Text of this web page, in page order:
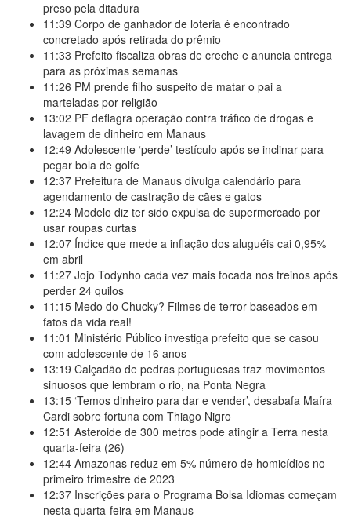
preso pela ditadura
11:39 Corpo de ganhador de loteria é encontrado
concretado após retirada do prêmio
11:33 Prefeito fiscaliza obras de creche e anuncia entrega
para as próximas semanas
11:26 PM prende filho suspeito de matar o pai a
marteladas por religião
13:02 PF deflagra operação contra tráfico de drogas e
lavagem de dinheiro em Manaus
12:49 Adolescente ‘perde’ testículo após se inclinar para
pegar bola de golfe
12:37 Prefeitura de Manaus divulga calendário para
agendamento de castração de cães e gatos
12:24 Modelo diz ter sido expulsa de supermercado por
usar roupas curtas
12:07 Índice que mede a inflação dos aluguéis cai 0,95%
em abril
11:27 Jojo Todynho cada vez mais focada nos treinos após
perder 24 quilos
11:15 Medo do Chucky? Filmes de terror baseados em
fatos da vida real!
11:01 Ministério Público investiga prefeito que se casou
com adolescente de 16 anos
13:19 Calçadão de pedras portuguesas traz movimentos
sinuosos que lembram o rio, na Ponta Negra
13:15 ‘Temos dinheiro para dar e vender’, desabafa Maíra
Cardi sobre fortuna com Thiago Nigro
12:51 Asteroide de 300 metros pode atingir a Terra nesta
quarta-feira (26)
12:44 Amazonas reduz em 5% número de homicídios no
primeiro trimestre de 2023
12:37 Inscrições para o Programa Bolsa Idiomas começam
nesta quarta-feira em Manaus